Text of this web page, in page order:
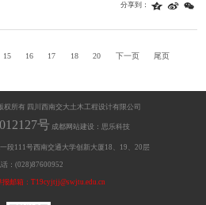
分享到：
15 16 17 18 20 下一页 尾页
所有 四川西南交大土木工程设计有限公司
号成都网站建设：思乐科技
段111号西南交通大学创新大厦18、19、20层
：(028)87600952
报邮箱：T19cyjtjj@swjtu.edu.cn